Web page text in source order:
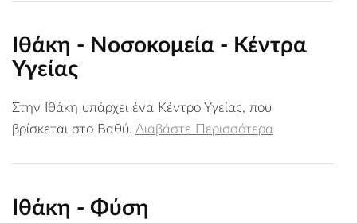
Ιθάκη - Νοσοκομεία - Κέντρα
Υγείας
Στην Ιθάκη υπάρχει ένα Κέντρο Υγείας, που
βρίσκεται στο Βαθύ. Διαβάστε Περισσότερα
Ιθάκη - Φύση